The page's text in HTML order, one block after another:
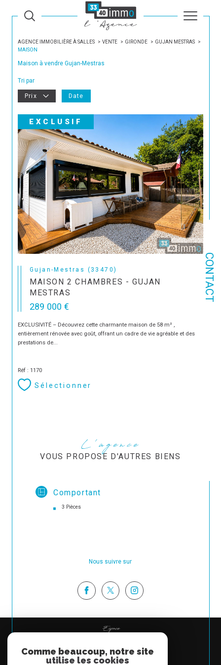
CONTACT
AGENCE IMMOBILIÈRE À SALLES VENTE GIRONDE
GUJAN MESTRAS
MAISON
Maison à vendre Gujan-Mestras
Tri par
Prix Date
EXCLUSIF
Gujan-Mestras (33470)
MAISON 2 CHAMBRES - GUJAN
MESTRAS
289 000 €
EXCLUSIVITÉ – Découvrez cette charmante maison de 58 m² ,
entièrement rénovée avec goût, offrant un cadre de vie agréable et des
prestations de...
Réf : 1170
Sélectionner
L'agence
VOUS PROPOSE D'AUTRES BIENS
Comportant
3 Pièces
Nous suivre sur
Espace
Se connecter
Comme beaucoup, notre site
utilise les cookies